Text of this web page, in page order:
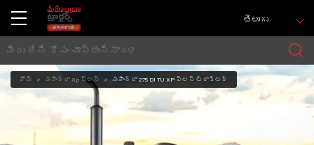
తెలుగు
హోమ్ మహీంద్రా Xp ప్లస్ మహీంద్రా 275 DI TU XP ప్లస్ ట్రాక్టర్